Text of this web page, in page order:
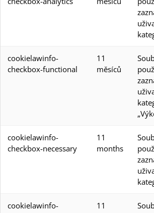
cookielawinfo-
checkbox-functional
11
měsíců
cookielawinfo-
checkbox-necessary
11
months
cookielawinfo-
11